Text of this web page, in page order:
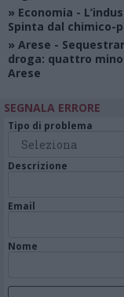
» Economia -
Spinta dal chimico-
» Arese -
droga: quattro
Arese
SEGNALA ERRORE
Tipo di problema
Descrizione
Email
Nome